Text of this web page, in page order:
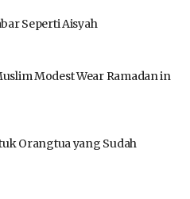
Seperti Aisyah
Modest Wear Ramadan in
Orangtua yang Sudah